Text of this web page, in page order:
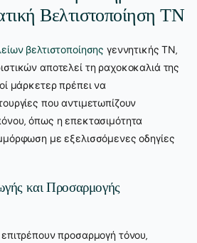
Βελτιστοποίηση ΤΝ
βελτιστοποίησης γεννητικής ΤΝ,
αποτελεί τη ραχοκοκαλιά της
μάρκετερ πρέπει να
που αντιμετωπίζουν
όπως η επεκτασιμότητα
με εξελισσόμενες οδηγίες
και Προσαρμογής
προσαρμογή τόνου,